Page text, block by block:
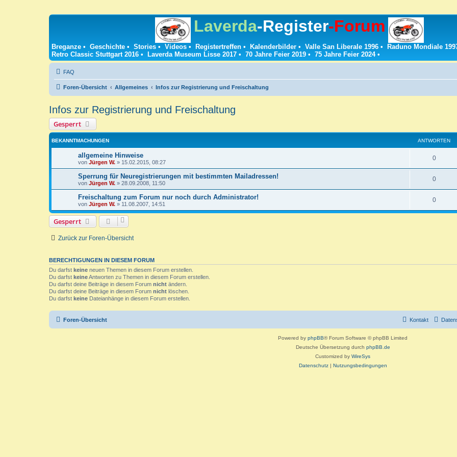
Laverda-Register-Forum
Breganze • Geschichte • Stories • Videos • Registertreffen • Kalenderbilder • Valle San Liberale 1996 • Raduno Mondiale
Retro Classic Stuttgart 2016 • Laverda Museum Lisse 2017 • 70 Jahre Feier 2019 • 75 Jahre Feier 2024•
FAQ
Foren-Übersicht Allgemeines Infos zur Registrierung und Freischaltung
Infos zur Registrierung und Freischaltung
Gesperrt
BEKANNTMACHUNGEN ANTWORTEN
allgemeine Hinweise
von Jürgen W. » 15.02.2015, 08:27
0A
n
w
o
n
Sperrung für Neuregistrierungen mit bestimmten Mailadressen!
von Jürgen W. » 28.09.2008, 11:50
0A
n
Freischaltung zum Forum nur noch durch Administrator!
von Jürgen W. » 11.08.2007, 14:51
0A
n
r
Gesperrt
Zurück zur Foren-Übersicht
BERECHTIGUNGEN IN DIESEM FORUM
Du darfst keine neuen Themen in diesem Forum erstellen.
Du darfst keineAntworten zu Themen in diesem Forum erstellen.
Du darfst deine Beiträge in diesem Forum nicht ändern.
Du darfst deine Beiträge in diesem Forum nicht löschen.
Du darfst keine Dateianhänge in diesem Forum erstellen.
Foren-Übersicht Kontakt
Powered by phpBB® Forum Software © phpBB Limited
Deutsche Übersetzung durch phpBB.de
Customized by WireSys
Datenschutz| Nutzungsbedingungen